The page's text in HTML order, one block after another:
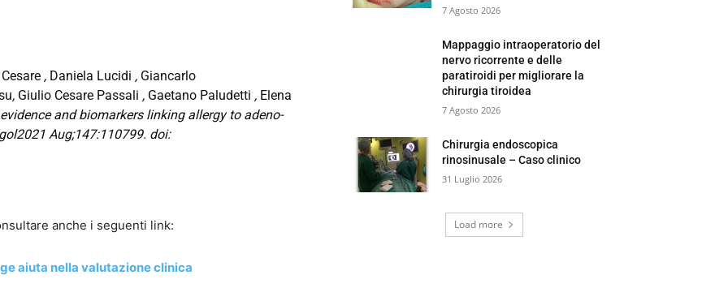
, Daniela Lucidi , Giancarlo
, Giulio Cesare Passali , Gaetano Paludetti , Elena
and biomarkers linking allergy to adeno-
Aug;147:110799. doi:
anche i seguenti link:
aiuta nella valutazione clinica
7 Agosto 2026
Mappaggio intraoperatorio del
nervo ricorrente e delle
paratiroidi per migliorare la
chirurgia tiroidea
7 Agosto 2026
Chirurgia endoscopica
rinosinusale – Caso clinico
31 Luglio 2026
Load more